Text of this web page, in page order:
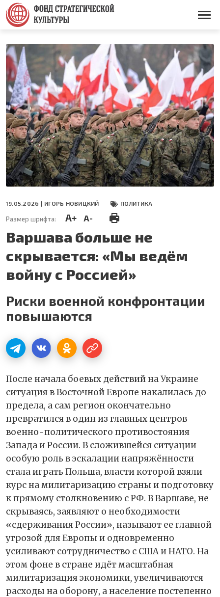
Перейти
основному
содержанию
Основная
19.05.2026 | ИГОРЬ НОВИЦКИЙ ПОЛИТИКА
Размер шрифта: A+ A-
Варшава больше не
скрывается: «Мы ведём
войну с Россией»
Риски военной конфронтации
повышаются
После начала боевых действий на Украине
ситуация в Восточной Европе накалилась до
предела, а сам регион окончательно
превратился в один из главных центров
военно-политического противостояния
Запада и России. В сложившейся ситуации
особую роль в эскалации напряжённости
стала играть Польша, власти которой взяли
курс на милитаризацию страны и подготовку
к прямому столкновению с РФ. В Варшаве, не
скрываясь, заявляют о необходимости
«сдерживания России», называют ее главной
угрозой для Европы и одновременно
усиливают сотрудничество с США и НАТО. На
этом фоне в стране идёт масштабная
милитаризация экономики, увеличиваются
расходы на оборону, а население постепенно